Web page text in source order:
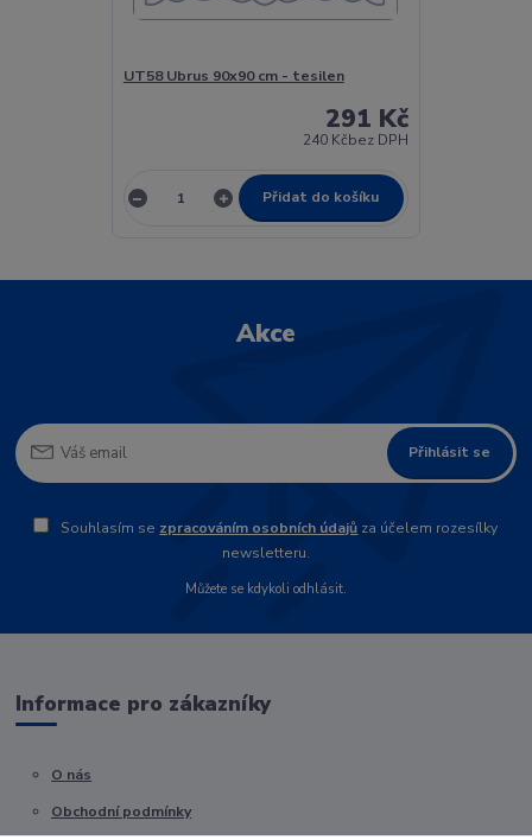
UT58 Ubrus 90x90 cm - tesilen
291 Kč
240 Kčbez DPH
Přidat do košíku
Akce
Přihlásit se
Souhlasím se zpracováním osobních údajů za účelem rozesílky
newsletteru.
Můžete se kdykoli odhlásit.
Informace pro zákazníky
O nás
Obchodní podmínky